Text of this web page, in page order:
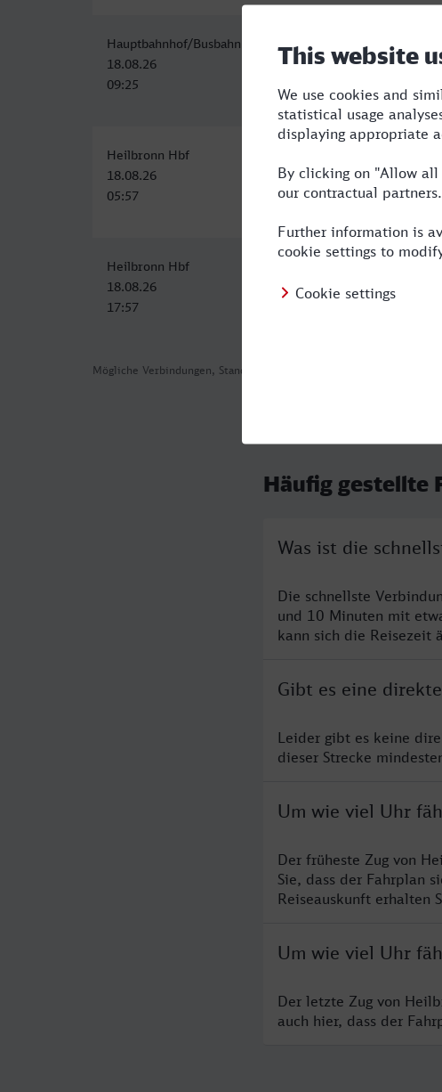
Mögliche Verbindungen, Stand: 2026-08-04 07:04
Hauptbahnhof/Busbahnhof, Heilbronn
18.08.26
09:25
Heilbronn Hbf
18.08.26
05:57
Heilbronn Hbf
18.08.26
17:57
Häufig gestellte
Was ist die
Die schnellste
und 10 Minuten mit
kann sich die Reisezeit
Gibt es eine
Leider gibt es keine
dieser Strecke
Um wie viel Uhr
Der früheste Zug von
Sie, dass der Fahrplan
Reiseauskunft erhalten
Um wie viel Uhr
Der letzte Zug von
auch hier, dass der